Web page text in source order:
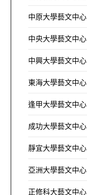
中原大學藝文中心
中央大學藝文中心
中興大學藝文中心
東海大學藝文中心
逢甲大學藝文中心
成功大學藝文中心
靜宜大學藝文中心
亞洲大學藝文中心
正修科大藝文中心